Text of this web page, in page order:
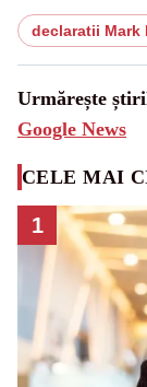
declaratii Mark
Urmărește
Google News
CELE MAI
1